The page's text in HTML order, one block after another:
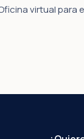
virtual para